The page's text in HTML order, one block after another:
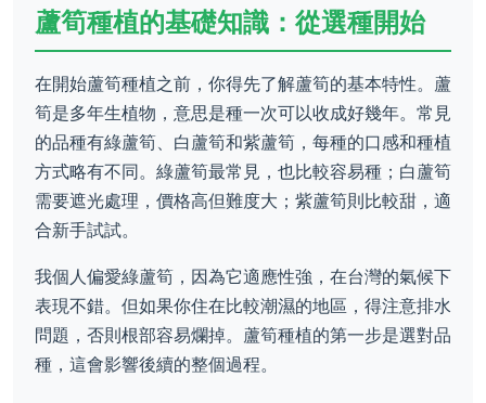
蘆筍種植的基礎知識：從選種開始
在開始蘆筍種植之前，你得先了解蘆筍的基本特性。蘆
筍是多年生植物，意思是種一次可以收成好幾年。常見
的品種有綠蘆筍、白蘆筍和紫蘆筍，每種的口感和種植
方式略有不同。綠蘆筍最常見，也比較容易種；白蘆筍
需要遮光處理，價格高但難度大；紫蘆筍則比較甜，適
合新手試試。
我個人偏愛綠蘆筍，因為它適應性強，在台灣的氣候下
表現不錯。但如果你住在比較潮濕的地區，得注意排水
問題，否則根部容易爛掉。蘆筍種植的第一步是選對品
種，這會影響後續的整個過程。